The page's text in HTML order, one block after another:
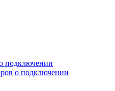
подключении
о подключении